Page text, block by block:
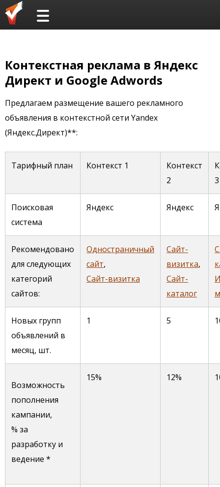
Контекстная реклама в Яндекс
Директ и Google Adwords
Предлагаем размещение вашего рекламного
объявления в контекстной сети Yandex
(Яндекс.Директ)**:
Тарифный план Контекст 1
Контекст
2
3
Поисковая
система
Яндекс Яндекс
Рекомендовано
для следующих
категорий
сайтов:
Одностраничный
сайт,
Сайт-визитка
Сайт-
визитка,
Сайт-
каталог
Новых групп
объявлений в
месяц, шт.
1 5
Возможность
пополнения
кампании,
% за
разработку и
ведение *
15% 12%